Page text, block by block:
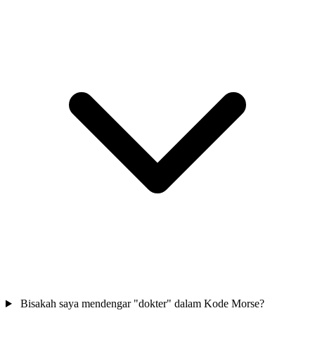
Bisakah saya mendengar "dokter" dalam Kode Morse?